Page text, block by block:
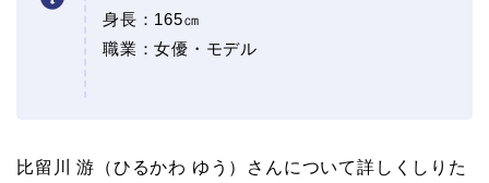
身長：165㎝
職業：女優・モデル
比留川 游（ひるかわ ゆう）さんについて詳しくしりた